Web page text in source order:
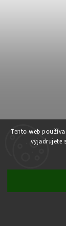
Tento web
vyjadrujete
Počas horúcich
Produkty